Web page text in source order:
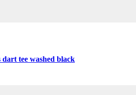
tee washed black